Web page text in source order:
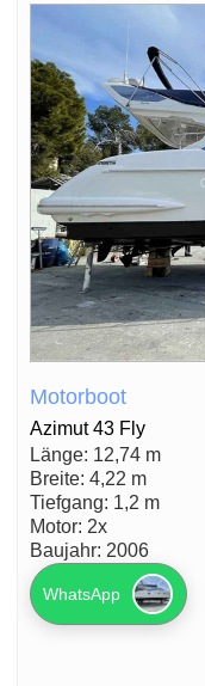
Motorboot
Azimut 43 Fly
Länge: 12,74 m
Breite: 4,22 m
Tiefgang: 1,2 m
Motor: 2x
Baujahr: 2006
WhatsApp